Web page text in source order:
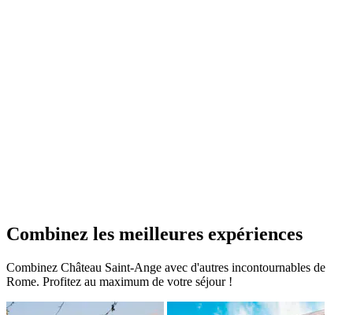
Combinez les meilleures expériences
Combinez Château Saint-Ange avec d'autres incontournables de
Rome. Profitez au maximum de votre séjour !